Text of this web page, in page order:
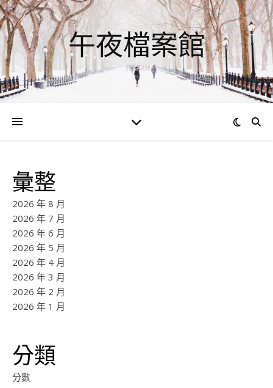
午夜檔案館
彙整
2026 年 8 月
2026 年 7 月
2026 年 6 月
2026 年 5 月
2026 年 4 月
2026 年 3 月
2026 年 2 月
2026 年 1 月
分類
分數